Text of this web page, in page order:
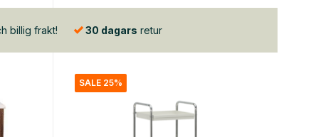
billig frakt! 30 dagars retur
SALE 25%